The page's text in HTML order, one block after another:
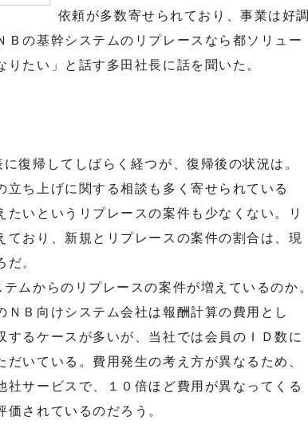
依頼が多数寄せられており、事業は好調
Ｂの基幹システムのリプレースなら都ソリュー
たい」と話す多田社長に話を聞いた。
復帰してしばらく経つが、復帰後の状況は。
ち上げに関する相談も多く寄せられている
たいというリプレースの案件も少なくない。リ
ており、新規とリプレースの案件の割合は、現
だ。
ムからのリプレースの案件が増えているのか。
Ｂ向けシステム会社は報酬計算の費用とし
するケースが多いが、当社では会員のＩＤ数に
いている。費用発生の考え方が異なるため、
社サービスで、１０倍ほど費用が異なってくる
されているのだろう。